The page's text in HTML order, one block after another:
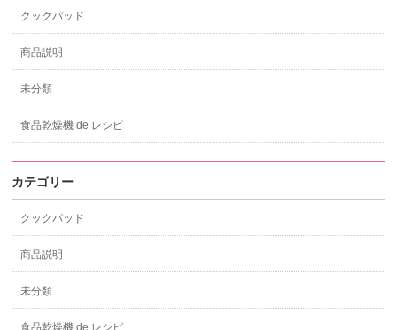
クックパッド
商品説明
未分類
食品乾燥機 de レシピ
カテゴリー
クックパッド
商品説明
未分類
食品乾燥機 de レシピ